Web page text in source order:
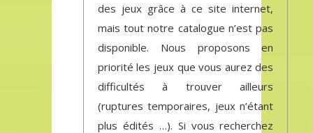
des jeux grâce à ce site internet,
mais tout notre catalogue n’est pas
disponible. Nous proposons en
priorité les jeux que vous aurez des
difficultés à trouver ailleurs
(ruptures temporaires, jeux n’étant
plus édités …). Si vous recherchez